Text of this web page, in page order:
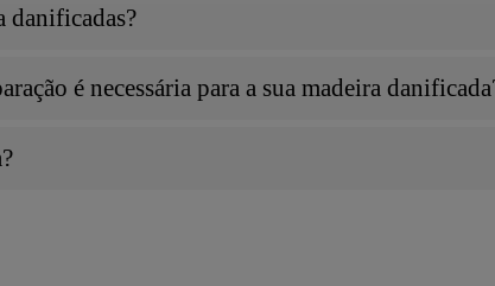
danificadas?
é necessária para a sua madeira